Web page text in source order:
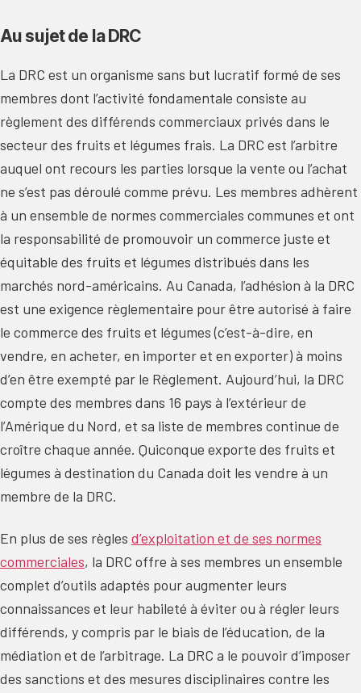
Au sujet de la DRC
La DRC est un organisme sans but lucratif formé de ses
membres dont l’activité fondamentale consiste au
règlement des différends commerciaux privés dans le
secteur des fruits et légumes frais. La DRC est l’arbitre
auquel ont recours les parties lorsque la vente ou l’achat
ne s’est pas déroulé comme prévu. Les membres adhèrent
à un ensemble de normes commerciales communes et ont
la responsabilité de promouvoir un commerce juste et
équitable des fruits et légumes distribués dans les
marchés nord-américains. Au Canada, l’adhésion à la DRC
est une exigence règlementaire pour être autorisé à faire
le commerce des fruits et légumes (c’est-à-dire, en
vendre, en acheter, en importer et en exporter) à moins
d’en être exempté par le Règlement. Aujourd’hui, la DRC
compte des membres dans 16 pays à l’extérieur de
l’Amérique du Nord, et sa liste de membres continue de
croître chaque année. Quiconque exporte des fruits et
légumes à destination du Canada doit les vendre à un
membre de la DRC.
En plus de ses règles d’exploitation et de ses normes
commerciales, la DRC offre à ses membres un ensemble
complet d’outils adaptés pour augmenter leurs
connaissances et leur habileté à éviter ou à régler leurs
différends, y compris par le biais de l’éducation, de la
médiation et de l’arbitrage. La DRC a le pouvoir d’imposer
des sanctions et des mesures disciplinaires contre les